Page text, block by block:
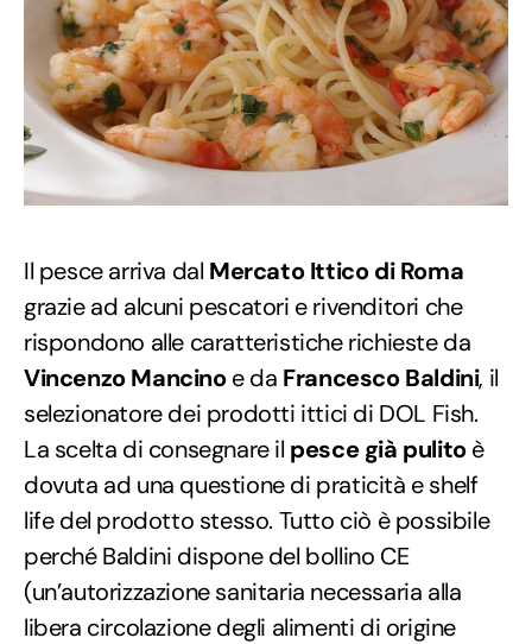
Il pesce arriva dal Mercato Ittico di Roma
grazie ad alcuni pescatori e rivenditori che
rispondono alle caratteristiche richieste da
Vincenzo Mancinoe da Francesco Baldini, il
selezionatore dei prodotti ittici di DOL Fish.
La scelta di consegnare il pesce già pulitoè
dovuta ad una questione di praticità e shelf
life del prodotto stesso. Tutto ciò è possibile
perché Baldini dispone del bollino CE
(un’autorizzazione sanitaria necessaria alla
libera circolazione degli alimenti di origine